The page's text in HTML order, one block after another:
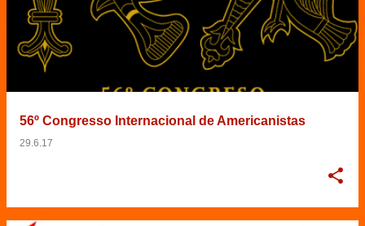
56º Congresso Internacional de Americanistas
29.6.17